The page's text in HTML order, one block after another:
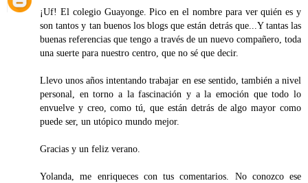
¡Uf! El colegio Guayonge. Pico en el nombre para ver quién es y
son tantos y tan buenos los blogs que están detrás que...Y tantas las
buenas referencias que tengo a través de un nuevo compañero, toda
una suerte para nuestro centro, que no sé que decir.
Llevo unos años intentando trabajar en ese sentido, también a nivel
personal, en torno a la fascinación y a la emoción que todo lo
envuelve y creo, como tú, que están detrás de algo mayor como
puede ser, un utópico mundo mejor.
Gracias y un feliz verano.
Yolanda, me enriqueces con tus comentarios. No conozco ese